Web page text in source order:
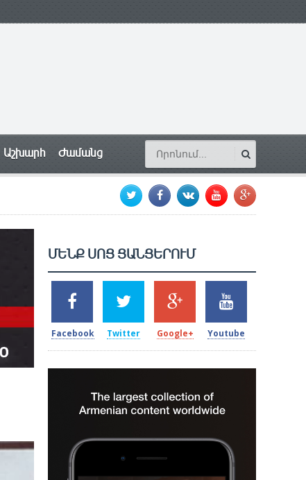
Աշխարհ Ժամանց
ՄԵՆՔ ՍՈՑ ՑԱՆՑԵՐՈՒՄ
2k
SHARES
Facebook
1.5k
TWEETS
Twitter
203
SHARES
Google+
620
SHARES
Youtube